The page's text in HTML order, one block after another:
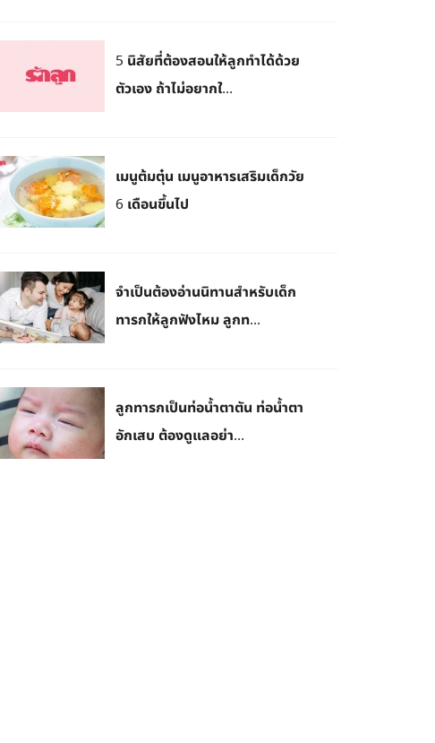
5 นิสัยที่ต้องสอนให้ลูกทำได้ด้วย
ตัวเอง ถ้าไม่อยากใ...
เมนูต้มตุ๋น เมนูอาหารเสริมเด็กวัย
6 เดือนขึ้นไป
จำเป็นต้องอ่านนิทานสำหรับเด็ก
ทารกให้ลูกฟังไหม ลูกท...
ลูกทารกเป็นท่อน้ำตาตัน ท่อน้ำตา
อักเสบ ต้องดูแลอย่า...